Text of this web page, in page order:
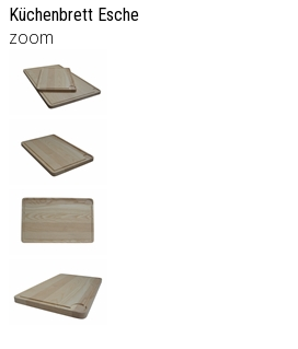
Küchenbrett Esche
zoom